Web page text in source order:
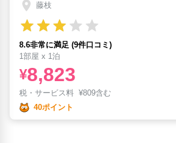
藤枝
8.6非常に満足 (9件口コミ)
1部屋 x 1泊
¥8,823
税・サービス料 ¥809含む
40ポイント